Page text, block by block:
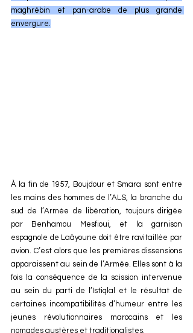
maghrébin et pan-arabe de plus grande
envergure.
À la fin de 1957, Boujdour et Smara sont entre
les mains des hommes de l’ALS, la branche du
sud de l’Armée de libération, toujours dirigée
par Benhamou Mesfioui, et la garnison
espagnole de Laâyoune doit être ravitaillée par
avion. C’est alors que les premières dissensions
apparaissent au sein de l’Armée. Elles sont à la
fois la conséquence de la scission intervenue
au sein du parti de l’Istiqlal et le résultat de
certaines incompatibilités d’humeur entre les
jeunes révolutionnaires marocains et les
nomades austères et traditionalistes.